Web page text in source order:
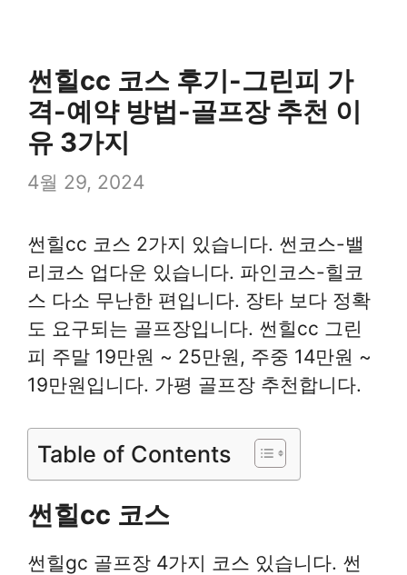
썬힐cc 코스 후기-그린피 가
격-예약 방법-골프장 추천 이
유 3가지
4월 29, 2024
썬힐cc 코스 2가지 있습니다. 썬코스-밸
리코스 업다운 있습니다. 파인코스-힐코
스 다소 무난한 편입니다. 장타 보다 정확
도 요구되는 골프장입니다. 썬힐cc 그린
피 주말 19만원 ~ 25만원, 주중 14만원 ~
19만원입니다. 가평 골프장 추천합니다.
Table of Contents
썬힐cc 코스
썬힐gc 골프장 4가지 코스 있습니다. 썬